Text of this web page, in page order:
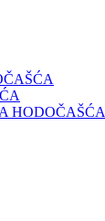
HODOČAŠĆA